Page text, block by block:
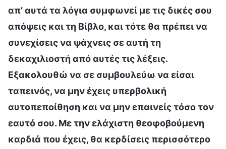
απ’ αυτά τα λόγια συμφωνεί με τις δικές σου
απόψεις και τη Βίβλο, και τότε θα πρέπει να
συνεχίσεις να ψάχνεις σε αυτή τη
δεκαχιλιοστή από αυτές τις λέξεις.
Εξακολουθώ να σε συμβουλεύω να είσαι
ταπεινός, να μην έχεις υπερβολική
αυτοπεποίθηση και να μην επαινείς τόσο τον
εαυτό σου. Με την ελάχιστη θεοφοβούμενη
καρδιά που έχεις, θα κερδίσεις περισσότερο